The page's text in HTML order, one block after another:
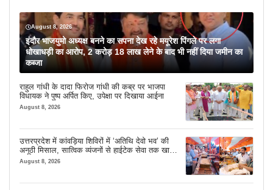
August 8, 2026
इंदौर भाजयुमो अध्यक्ष बनने का सपना देख रहे मयूरेश पिंगले पर लगा
धोखाधड़ी का आरोप, 2 करोड़ 18 लाख लेने के बाद भी नहीं दिया जमीन का
कब्जा
राहुल गांधी के दादा फिरोज गांधी की कब्र पर भाजपा
विधायक ने पुष्प अर्पित किए, उपेक्षा पर दिखाया आईना
August 8, 2026
उत्तरप्रदेश में कांवड़िया शिविरों में ‘अतिथि देवो भव’ की
अनूठी मिसाल, सात्विक व्यंजनों से हाईटेक सेवा तक खास
इंतजाम
August 8, 2026